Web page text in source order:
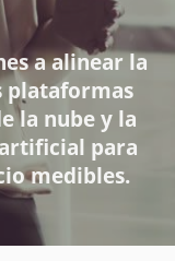
a alinear la
plataformas
la nube y la
para
medibles.